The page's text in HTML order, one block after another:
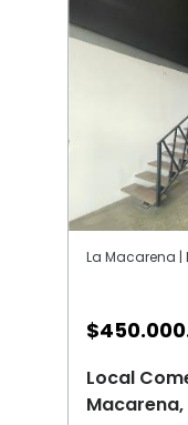
La Macarena
$
Local